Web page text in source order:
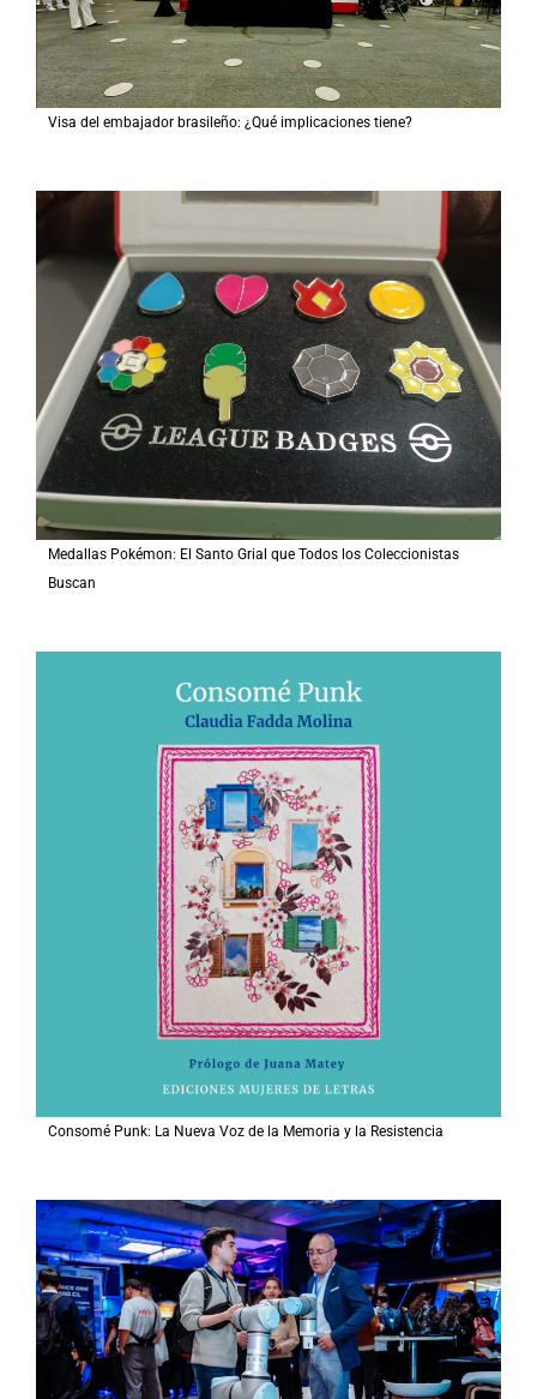
Visa del embajador brasileño: ¿Qué implicaciones tiene?
Medallas Pokémon: El Santo Grial que Todos los Coleccionistas
Buscan
Consomé Punk: La Nueva Voz de la Memoria y la Resistencia